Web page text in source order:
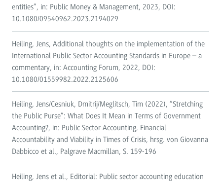
entities”, in: Public Money & Management, 2023, DOI:
10.1080/09540962.2023.2194029
Heiling, Jens, Additional thoughts on the implementation of the
International Public Sector Accounting Standards in Europe – a
commentary, in: Accounting Forum, 2022, DOI:
10.1080/01559982.2022.2125606
Heiling, Jens/Cesniuk, Dmitrij/Meglitsch, Tim (2022), “Stretching
the Public Purse”: What Does It Mean in Terms of Government
Accounting?, in: Public Sector Accounting, Financial
Accountability and Viability in Times of Crisis, hrsg. von Giovanna
Dabbicco et al., Palgrave Macmillan, S. 159-196
Heiling, Jens et al., Editorial: Public sector accounting education